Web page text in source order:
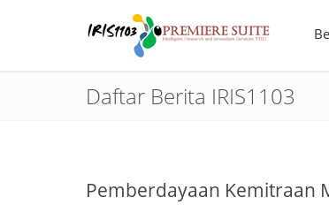
Daftar Berita IRIS1103
Pemberdayaan Kemitraan